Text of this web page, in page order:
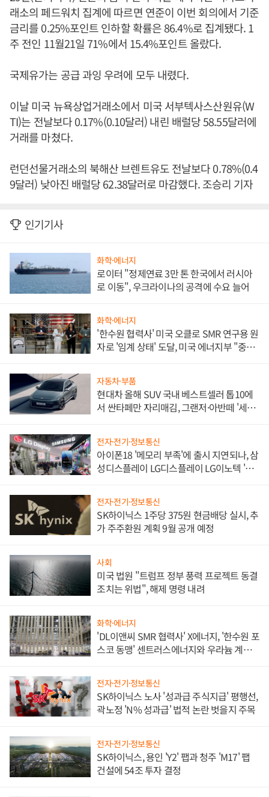
래소의 페드워치 집계에 따르면 연준이 이번 회의에서 기준
금리를 0.25%포인트 인하할 확률은 86.4%로 집계됐다. 1
주 전인 11월21일 71%에서 15.4%포인트 올랐다.
국제유가는 공급 과잉 우려에 모두 내렸다.
이날 미국 뉴욕상업거래소에서 미국 서부텍사스산원유(W
TI)는 전날보다 0.17%(0.10달러) 내린 배럴당 58.55달러에
거래를 마쳤다.
런던선물거래소의 북해산 브렌트유도 전날보다 0.78%(0.4
9달러) 낮아진 배럴당 62.38달러로 마감했다. 조승리 기자
인기기사
화학·에너지
로이터 "정제연료 3만 톤 한국에서 러시아
로 이동", 우크라이나의 공격에 수요 늘어
화학·에너지
'한수원 협력사' 미국 오클로 SMR 연구용 원
자로 '임계 상태' 도달, 미국 에너지부 "중요
자동차·부품
현대차 올해 SUV 국내 베스트셀러 톱10에
서 싼타페만 자리매김, 그랜저·아반떼 '세단
전자·전기·정보통신
아이폰18 '메모리 부족'에 출시 지연되나, 삼
성디스플레이 LG디스플레이 LG이노텍 '탈
전자·전기·정보통신
SK하이닉스 1주당 375원 현금배당 실시, 추
가 주주환원 계획 9월 공개 예정
사회
미국 법원 "트럼프 정부 풍력 프로젝트 동결
조치는 위법", 해제 명령 내려
화학·에너지
'DL이앤씨 SMR 협력사' X에너지, '한수원 포
스코 동맹' 센트러스에너지와 우라늄 계약
전자·전기·정보통신
SK하이닉스 노사 '성과급 주식지급' 평행선,
곽노정 'N% 성과급' 법적 논란 벗을지 주목
전자·전기·정보통신
SK하이닉스, 용인 'Y2' 팹과 청주 'M17' 팹
건설에 54조 투자 결정